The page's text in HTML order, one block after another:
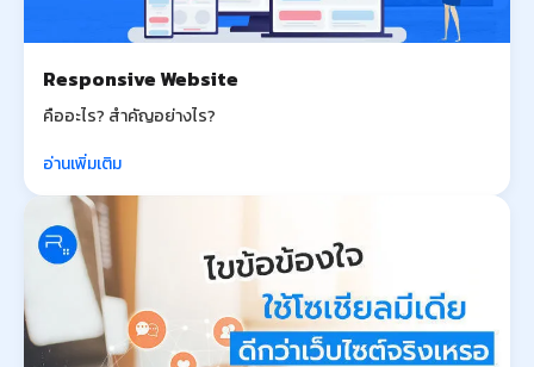
Responsive Website
คืออะไร? สำคัญอย่างไร?
อ่านเพิ่มเติม